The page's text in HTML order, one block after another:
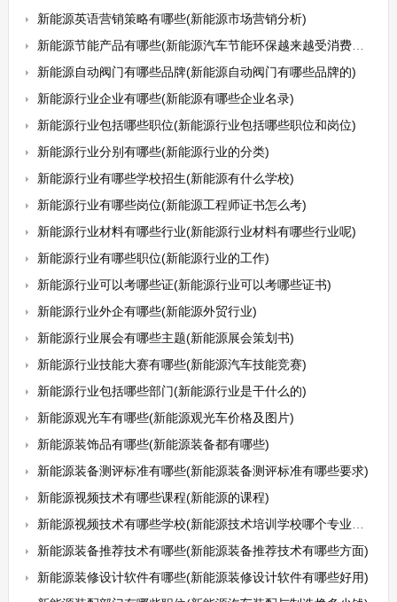
新能源英语营销策略有哪些(新能源市场营销分析)
新能源节能产品有哪些(新能源汽车节能环保越来越受消费者喜爱)
新能源自动阀门有哪些品牌(新能源自动阀门有哪些品牌的)
新能源行业企业有哪些(新能源有哪些企业名录)
新能源行业包括哪些职位(新能源行业包括哪些职位和岗位)
新能源行业分别有哪些(新能源行业的分类)
新能源行业有哪些学校招生(新能源有什么学校)
新能源行业有哪些岗位(新能源工程师证书怎么考)
新能源行业材料有哪些行业(新能源行业材料有哪些行业呢)
新能源行业有哪些职位(新能源行业的工作)
新能源行业可以考哪些证(新能源行业可以考哪些证书)
新能源行业外企有哪些(新能源外贸行业)
新能源行业展会有哪些主题(新能源展会策划书)
新能源行业技能大赛有哪些(新能源汽车技能竞赛)
新能源行业包括哪些部门(新能源行业是干什么的)
新能源观光车有哪些(新能源观光车价格及图片)
新能源装饰品有哪些(新能源装备都有哪些)
新能源装备测评标准有哪些(新能源装备测评标准有哪些要求)
新能源视频技术有哪些课程(新能源的课程)
新能源视频技术有哪些学校(新能源技术培训学校哪个专业最好)
新能源装备推荐技术有哪些(新能源装备推荐技术有哪些方面)
新能源装修设计软件有哪些(新能源装修设计软件有哪些好用)